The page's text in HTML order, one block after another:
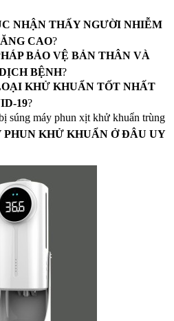
NHẬN THẤY NGƯỜI NHIỄM
CAO?
BẢO VỆ BẢN THÂN VÀ
BỆNH?
KHỬ KHUẨN TỐT NHẤT
19?
súng máy phun xịt khử khuẩn trùng
PHUN KHỬ KHUẨN Ở ĐÂU UY